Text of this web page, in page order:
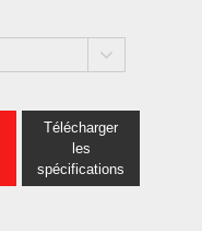
Télécharger
les
spécifications